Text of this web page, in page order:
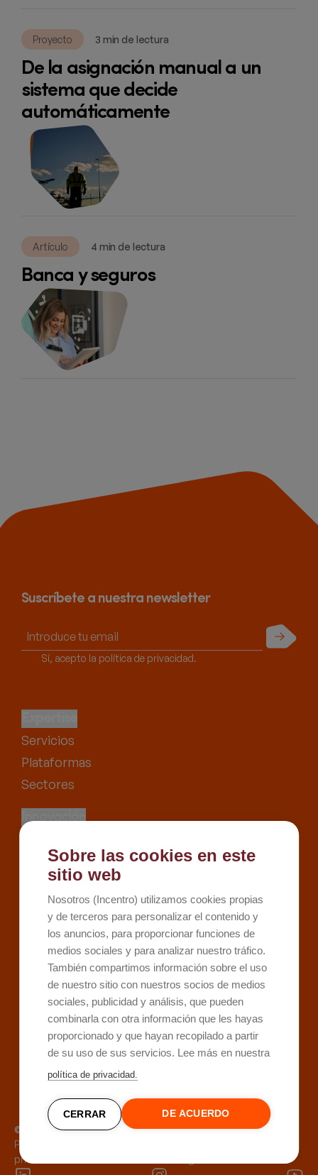
Proyecto 3 min de lectura
De la asignación manual a un
sistema que decide
automáticamente
Artículo 4 min de lectura
Banca y seguros
Suscríbete a nuestra newsletter
Sí, acepto la política de privacidad.
Enviar
Servicios
Plataformas
Sectores
Innovación
Recursos
Kit Digital
Kit Consulting
Sobre Incentro
Conócenos
Careers
Contacto
© 1995 - 2026Incentro
Política de
privacidad
Sobre las cookies en este
sitio web
Nosotros (Incentro) utilizamos cookies propias
y de terceros para personalizar el contenido y
los anuncios, para proporcionar funciones de
medios sociales y para analizar nuestro tráfico.
También compartimos información sobre el uso
de nuestro sitio con nuestros socios de medios
sociales, publicidad y análisis, que pueden
combinarla con otra información que les hayas
proporcionado y que hayan recopilado a partir
de su uso de sus servicios. Lee más en nuestra
política de privacidad.
CERRAR DE ACUERDO